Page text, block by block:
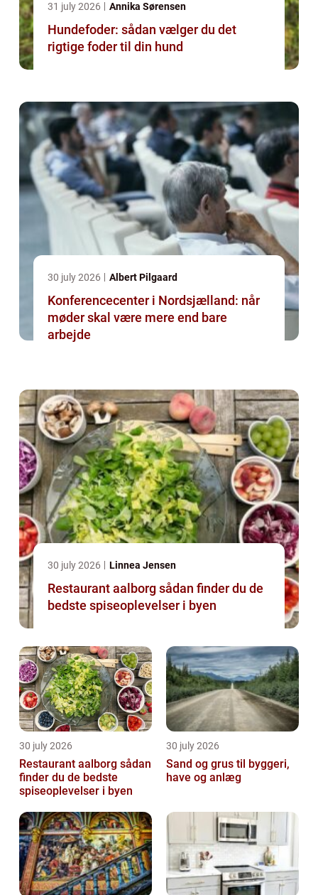
31 july 2026 Annika Sørensen
Hundefoder: sådan vælger du det
rigtige foder til din hund
30 july 2026 Albert Pilgaard
Konferencecenter i Nordsjælland: når
møder skal være mere end bare
arbejde
30 july 2026 Linnea Jensen
Restaurant aalborg sådan finder du de
bedste spiseoplevelser i byen
30 july 2026
Restaurant aalborg sådan
finder du de bedste
spiseoplevelser i byen
30 july 2026
Sand og grus til byggeri,
have og anlæg